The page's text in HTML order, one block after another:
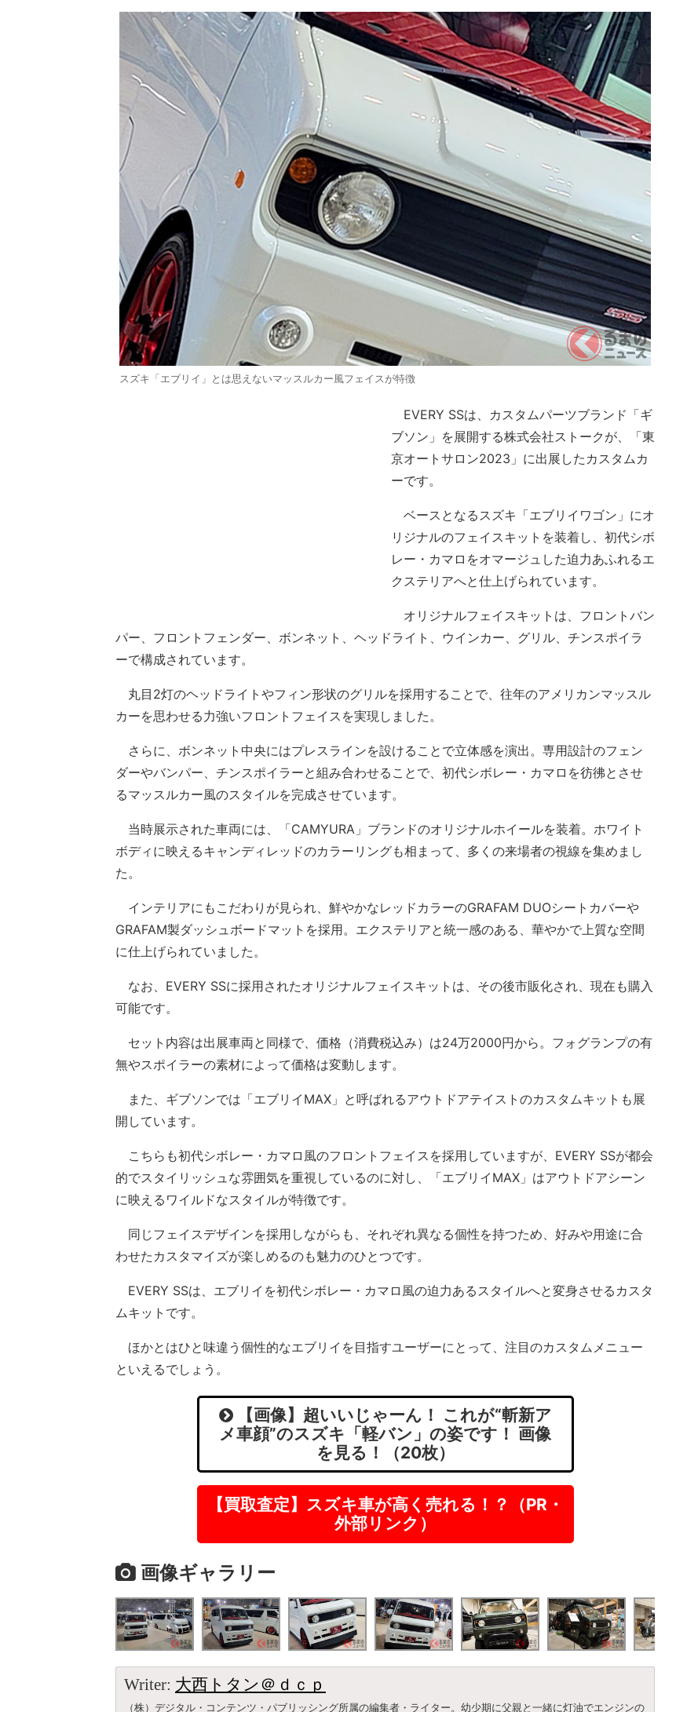
スズキ「エブリイ」とは思えないマッスルカー風フェイスが特徴
EVERY SSは、カスタムパーツブランド「ギ
ブソン」を展開する株式会社ストークが、「東
京オートサロン2023」に出展したカスタムカ
ーです。
ベースとなるスズキ「エブリイワゴン」にオ
リジナルのフェイスキットを装着し、初代シボ
レー・カマロをオマージュした迫力あふれるエ
クステリアへと仕上げられています。
オリジナルフェイスキットは、フロントバン
パー、フロントフェンダー、ボンネット、ヘッドライト、ウインカー、グリル、チンスポイラ
ーで構成されています。
丸目2灯のヘッドライトやフィン形状のグリルを採用することで、往年のアメリカンマッスル
カーを思わせる力強いフロントフェイスを実現しました。
さらに、ボンネット中央にはプレスラインを設けることで立体感を演出。専用設計のフェン
ダーやバンパー、チンスポイラーと組み合わせることで、初代シボレー・カマロを彷彿とさせ
るマッスルカー風のスタイルを完成させています。
当時展示された車両には、「CAMYURA」ブランドのオリジナルホイールを装着。ホワイト
ボディに映えるキャンディレッドのカラーリングも相まって、多くの来場者の視線を集めまし
た。
インテリアにもこだわりが見られ、鮮やかなレッドカラーのGRAFAM DUOシートカバーや
GRAFAM製ダッシュボードマットを採用。エクステリアと統一感のある、華やかで上質な空間
に仕上げられていました。
なお、EVERY SSに採用されたオリジナルフェイスキットは、その後市販化され、現在も購入
可能です。
セット内容は出展車両と同様で、価格（消費税込み）は24万2000円から。フォグランプの有
無やスポイラーの素材によって価格は変動します。
また、ギブソンでは「エブリイMAX」と呼ばれるアウトドアテイストのカスタムキットも展
開しています。
こちらも初代シボレー・カマロ風のフロントフェイスを採用していますが、EVERY SSが都会
的でスタイリッシュな雰囲気を重視しているのに対し、「エブリイMAX」はアウトドアシーン
に映えるワイルドなスタイルが特徴です。
同じフェイスデザインを採用しながらも、それぞれ異なる個性を持つため、好みや用途に合
わせたカスタマイズが楽しめるのも魅力のひとつです。
EVERY SSは、エブリイを初代シボレー・カマロ風の迫力あるスタイルへと変身させるカスタ
ムキットです。
ほかとはひと味違う個性的なエブリイを目指すユーザーにとって、注目のカスタムメニュー
といえるでしょう。
【画像】超いいじゃーん！ これが“斬新ア
メ車顔”のスズキ「軽バン」の姿です！ 画像
を見る！（20枚）
【買取査定】スズキ車が高く売れる！？（PR・
外部リンク）
画像ギャラリー
Writer: 大西トタン＠ｄｃｐ
（株）デジタル・コンテンツ・パブリッシング所属の編集者・ライター。幼少期に父親と一緒に灯油でエンジンの